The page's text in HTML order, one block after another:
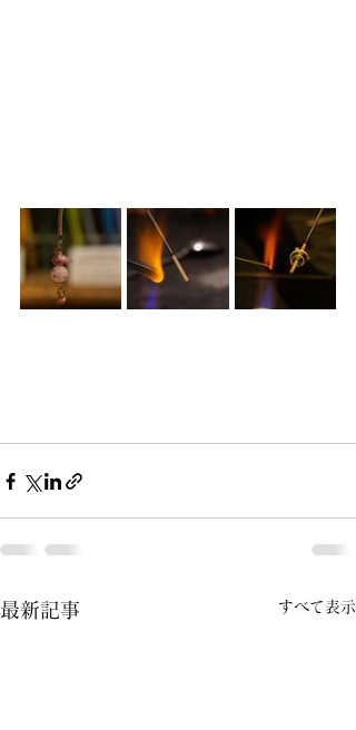
最新記事 すべて表示